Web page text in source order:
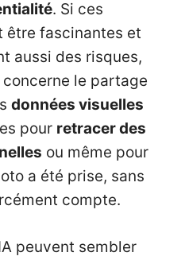
. Si ces
être fascinantes et
aussi des risques,
le partage
données visuelles
pour retracer des
ou même pour
a été prise, sans
compte.
peuvent sembler